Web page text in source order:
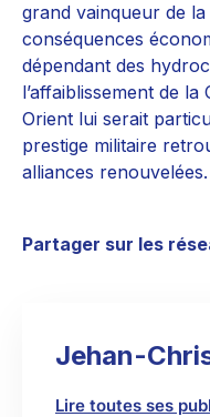
grand vainqueur de
conséquences
dépendant des
l’affaiblissement de
Orient lui serait
prestige militaire
alliances renouvelées.
Partager sur les
Jehan-
Lire toutes ses